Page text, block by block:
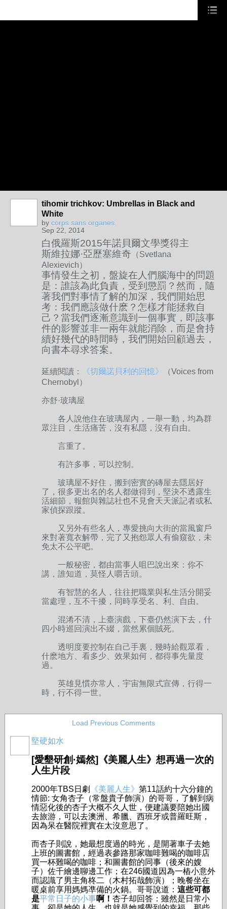
tihomir trichkov: Umbrellas in Black and
White
by corps sans organes
Sep 22, 2014
白俄羅斯2015年諾貝爾文學獎得主
斯維拉娜·亞歷塞維奇 （Svetlana
Alexievich）
事情發生之初，盤旋在人們腦海中的問題
是：誰該為此負責，受到懲罰？然而，隨
著我們對事情了解的加深，我們開始思
考：我們應該做什麽？怎樣才能拯救自
己？當我們逐漸意識到一個事實，即該事
件的影響並非一兩年就能消除，而是會持
續好幾代的時間時，我們開始回顧過去，
向書本尋求答案。
延續閱讀： 《切爾諾貝利的回憶》
（Voices from
Chernobyl）
亦舒·玻璃屋
各人說他住在玻璃屋內，一舉一動，均為群
眾注目，生活痛苦，沒有私隱，沒有自由。
言重了。
有許多事，可以控制。
玻璃屋不好住，搬到密實的磚屋去隱居好
了，很多更出名的名人都做得到，堅決不透露生
活細節，報館與雜誌社也不見會天天派記者或私
家偵探跟蹤。
又另外有些名人，專愛挑向大街的當風窗戶
來對著寬衣解帶，完了又抱怨眾人有偷窺欲，未
免太不公平吧。
一般秘密，都由當事人咀巴說出來：你不
講，誰知道，莫怪人嚼舌頭。
有智慧的名人，往往把職業與私生活分開妥
當處理，互不干擾，同時享受名、利、自由。
混淆不清，上臺演戲，下臺仍然演下去，什
四小時巡回演出不綴，當然累個賊死。
透明度要控制在自己手裏，幾時給觀眾看，
什麽地方、看多少、效果如何，都得事先量度
過。
英雄見慣亦常人，宇宙無限式宣傳，行得一
時，行不得一世。
Load Previous Comments
堅硬如水
[愛墾研創·嫣然]《美麗人生》想再過一次的
人生片段
2000年TBS日劇 《美麗人生》 第11話約十六分鐘的
情節: 女角杏子（常盤貴子飾演）的哥哥，了解到病
情惡化後的杏子大概不久人世，便建議要陪她出國
去旅游，可以去澳洲、希臘、西班牙或普羅旺斯，
因為呆在醫院裡實在太沒意思了。
而杏子則說，她最想度過的時光，是開著車子去她
上班的圖書館，經過表參路那家咖啡難喝的咖啡店
買一杯難喝的咖啡；和圖書館的同事（後來的嫂
子）佐千繪邊聊邊工作；在246國道因為一樁小意外
而認識了男主角柊二（木村拓哉飾演）；晚餐坐在
暖桌前享用媽媽凖備的火鍋。哥哥說道： 這些可都
是平常日子的小事啊！ 杏子却回答：雖然是日常小